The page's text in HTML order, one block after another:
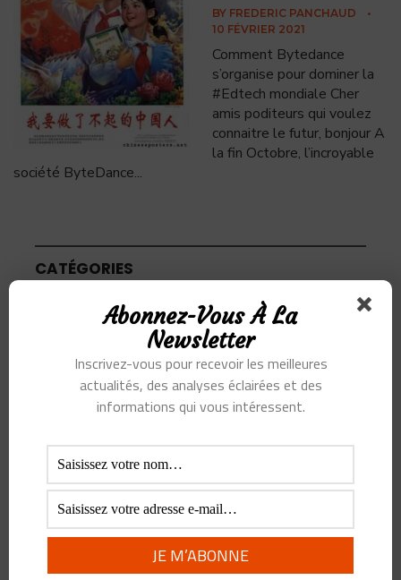
BY FREDERIC PANCHAUD
•
10 FÉVRIER 2021
Comment Bytedance
s’organise pour dominer la
#Edtech mondiale Cher
amis poditeurs qui voulez
connaitre le futur, bonjour A
la fin Octobre, l’incroyable
société ByteDance...
CATÉGORIES
Podcast
SUJETS
Alibaba Alihealth Alipay ant
Ant Group
Banque BATX
Abonnez-Vous À La
Newsletter
Inscrivez-vous pour recevoir les meilleures
actualités, des analyses éclairées et des
informations qui vous intéressent.